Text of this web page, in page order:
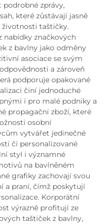
zprávy,
které zůstávají jasně
taštičky.
značkových
z bavlny jako odměny
asociace se svým
a zároveň
podporuje opakované
činí jednoduché
i pro malé podniky a
propagační zboží, které
osobní
vytvářet jedinečné
či personalizované
styl i významné
na bavlněném
grafiky zachovají svou
a praní, čímž poskytují
Korporátní
výrazně profitují ze
taštiček z bavlny,